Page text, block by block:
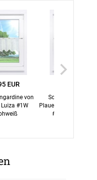
EUR
von
Luiza #1W
Scheibengardine
Plauener Spitze® -
#1W Rohweiß